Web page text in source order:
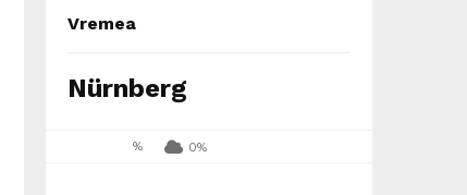
Vremea
Nürnberg
% 0%